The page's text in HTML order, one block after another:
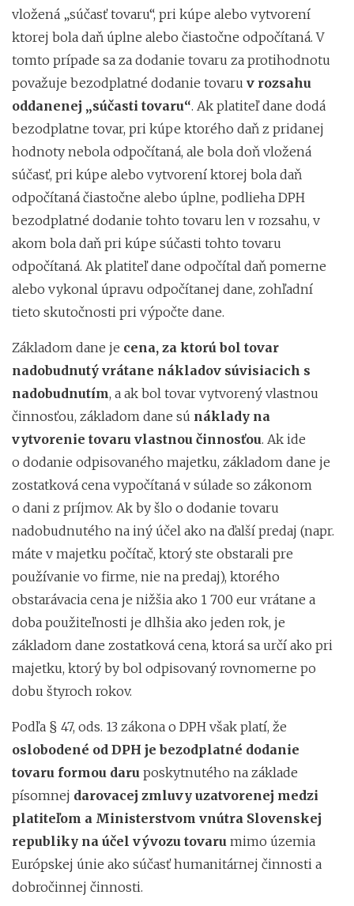
vložená „súčasť tovaru“, pri kúpe alebo vytvorení
ktorej bola daň úplne alebo čiastočne odpočítaná. V
tomto prípade sa za dodanie tovaru za protihodnotu
považuje bezodplatné dodanie tovaru v rozsahu
oddanenej „súčasti tovaru“. Ak platiteľ dane dodá
bezodplatne tovar, pri kúpe ktorého daň z pridanej
hodnoty nebola odpočítaná, ale bola doň vložená
súčasť, pri kúpe alebo vytvorení ktorej bola daň
odpočítaná čiastočne alebo úplne, podlieha DPH
bezodplatné dodanie tohto tovaru len v rozsahu, v
akom bola daň pri kúpe súčasti tohto tovaru
odpočítaná. Ak platiteľ dane odpočítal daň pomerne
alebo vykonal úpravu odpočítanej dane, zohľadní
tieto skutočnosti pri výpočte dane.
Základom dane je cena, za ktorú bol tovar
nadobudnutý vrátane nákladov súvisiacich s
nadobudnutím, a ak bol tovar vytvorený vlastnou
činnosťou, základom dane sú náklady na
vytvorenie tovaru vlastnou činnosťou. Ak ide
o dodanie odpisovaného majetku, základom dane je
zostatková cena vypočítaná v súlade so zákonom
o dani z príjmov. Ak by šlo o dodanie tovaru
nadobudnutého na iný účel ako na ďalší predaj (napr.
máte v majetku počítač, ktorý ste obstarali pre
používanie vo firme, nie na predaj), ktorého
obstarávacia cena je nižšia ako 1 700 eur vrátane a
doba použiteľnosti je dlhšia ako jeden rok, je
základom dane zostatková cena, ktorá sa určí ako pri
majetku, ktorý by bol odpisovaný rovnomerne po
dobu štyroch rokov.
Podľa § 47, ods. 13 zákona o DPH však platí, že
oslobodené od DPH je bezodplatné dodanie
tovaru formou daru poskytnutého na základe
písomnej darovacej zmluvy uzatvorenej medzi
platiteľom a Ministerstvom vnútra Slovenskej
republiky na účel vývozu tovaru mimo územia
Európskej únie ako súčasť humanitárnej činnosti a
dobročinnej činnosti.